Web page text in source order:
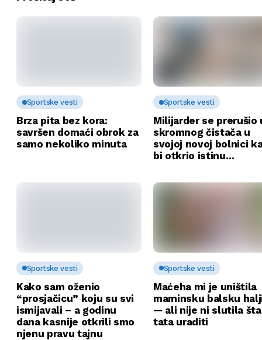
Sportske vesti
Brza pita bez kora:
savršen domaći obrok za
samo nekoliko minuta
Sportske vesti
Milijarder se prerušio
skromnog čistača u
svojoj novoj bolnici
bi otkrio istinu…
Sportske vesti
Kako sam oženio
“prosjačicu” koju su svi
ismijavali – a godinu
dana kasnije otkrili smo
njenu pravu tajnu
Sportske vesti
Maćeha mi je uništila
maminsku balsku
— ali nije ni slutila
tata uraditi